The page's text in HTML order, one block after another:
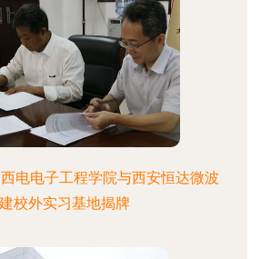
电电子工程学院与西安恒达微波
校外实习基地揭牌